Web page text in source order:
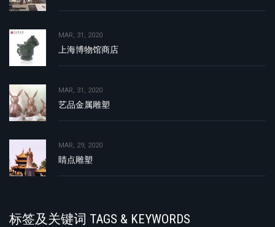
MAR, 31, 2020
上海博物馆商店
MAR, 31, 2020
艺品金属雕塑
MAR, 29, 2020
睛点雕塑
标签及关键词 TAGS & KEYWORDS